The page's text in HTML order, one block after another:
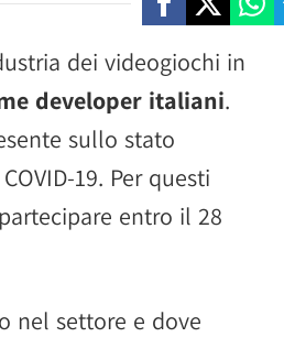
dei videogiochi in
developer italiani.
sullo stato
19. Per questi
entro il 28
nel settore e dove